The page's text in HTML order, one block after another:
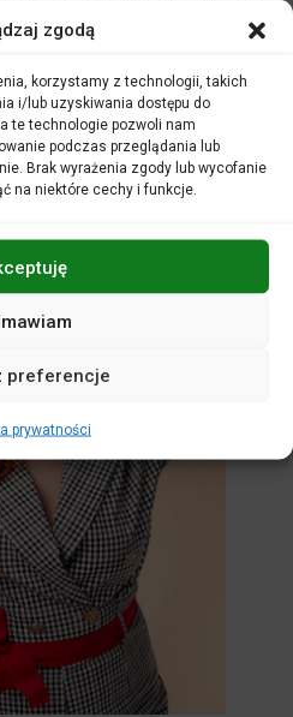
zgodą
korzystamy z technologii, takich
i/lub uzyskiwania dostępu do
te technologie pozwoli nam
podczas przeglądania lub
Brak wyrażenia zgody lub wycofanie
na niektóre cechy i funkcje.
preferencje
prywatności
moc!
warsztatów.